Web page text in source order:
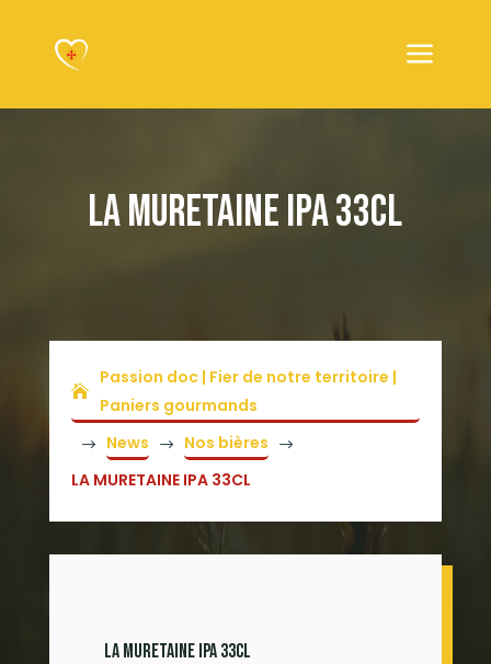
LA MURETAINE IPA 33CL
Passion doc | Fier de notre territoire |
Paniers gourmands
$ News $ Nos bières $
LA MURETAINE IPA 33CL
LA MURETAINE IPA 33CL